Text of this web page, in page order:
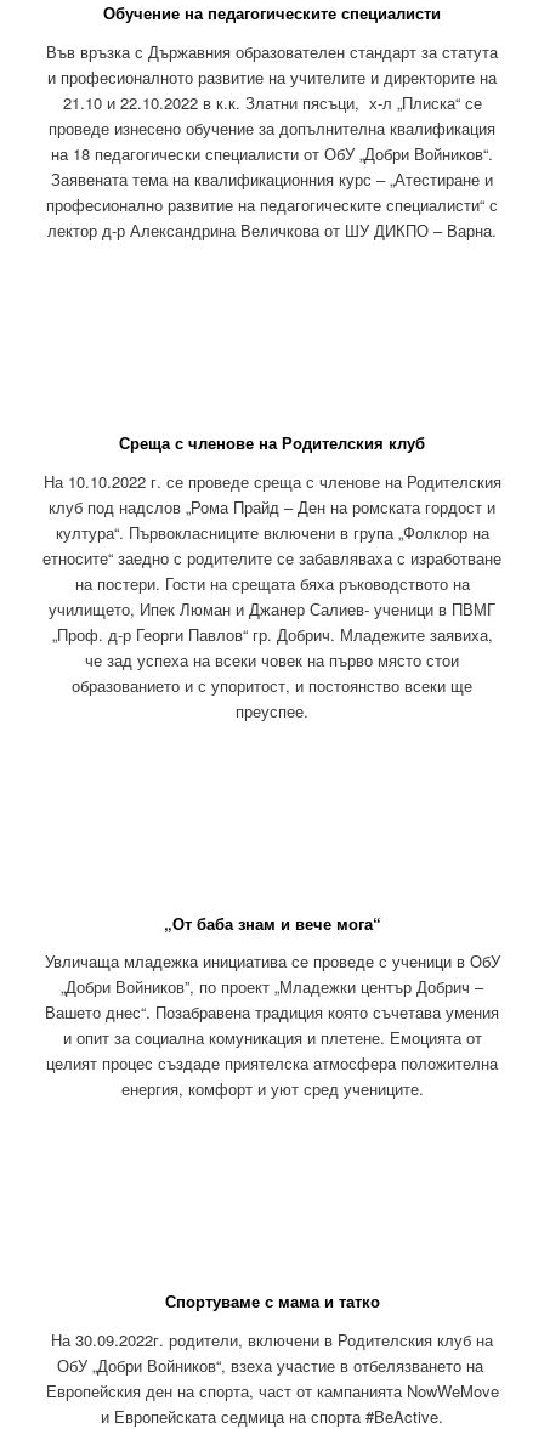
Обучение на педагогическите специалисти
Във връзка с Държавния образователен стандарт за статута
и професионалното развитие на учителите и директорите на
21.10 и 22.10.2022 в к.к. Златни пясъци, х-л „Плиска“ се
проведе изнесено обучение за допълнителна квалификация
на 18 педагогически специалисти от ОбУ „Добри Войников“.
Заявената тема на квалификационния курс – „Атестиране и
професионално развитие на педагогическите специалисти“ с
лектор д-р Александрина Величкова от ШУ ДИКПО – Варна.
Среща с членове на Родителския клуб
На 10.10.2022 г. се проведе среща с членове на Родителския
клуб под надслов „Рома Прайд – Ден на ромската гордост и
култура“. Първокласниците включени в група „Фолклор на
етносите“ заедно с родителите се забавляваха с изработване
на постери. Гости на срещата бяха ръководството на
училището, Ипек Люман и Джанер Салиев- ученици в ПВМГ
„Проф. д-р Георги Павлов“ гр. Добрич. Младежите заявиха,
че зад успеха на всеки човек на първо място стои
образованието и с упоритост, и постоянство всеки ще
преуспее.
„От баба знам и вече мога“
Увличаща младежка инициатива се проведе с ученици в ОбУ
„Добри Войников”, по проект „Младежки център Добрич –
Вашето днес“. Позабравена традиция която съчетава умения
и опит за социална комуникация и плетене. Емоцията от
целият процес създаде приятелска атмосфера положителна
енергия, комфорт и уют сред учениците.
Спортуваме с мама и татко
На 30.09.2022г. родители, включени в Родителския клуб на
ОбУ „Добри Войников“, взеха участие в отбелязването на
Европейския ден на спорта, част от кампанията NowWeMove
и Европейската седмица на спорта #BeActive.